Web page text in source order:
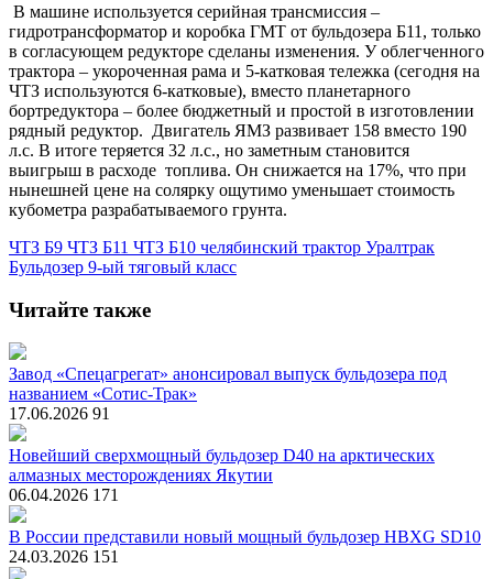
В машине используется серийная трансмиссия –
гидротрансформатор и коробка ГМТ от бульдозера Б11, только
в согласующем редукторе сделаны изменения. У облегченного
трактора – укороченная рама и 5-катковая тележка (сегодня на
ЧТЗ используются 6-катковые), вместо планетарного
бортредуктора – более бюджетный и простой в изготовлении
рядный редуктор. Двигатель ЯМЗ развивает 158 вместо 190
л.с. В итоге теряется 32 л.с., но заметным становится
выигрыш в расходе топлива. Он снижается на 17%, что при
нынешней цене на солярку ощутимо уменьшает стоимость
кубометра разрабатываемого грунта.
ЧТЗ Б9 ЧТЗ Б11 ЧТЗ Б10 челябинский трактор Уралтрак
Бульдозер 9-ый тяговый класс
Читайте также
Завод «Спецагрегат» анонсировал выпуск бульдозера под
названием «Сотис-Трак»
17.06.2026 91
Новейший сверхмощный бульдозер D40 на арктических
алмазных месторождениях Якутии
06.04.2026 171
В России представили новый мощный бульдозер HBXG SD10
24.03.2026 151